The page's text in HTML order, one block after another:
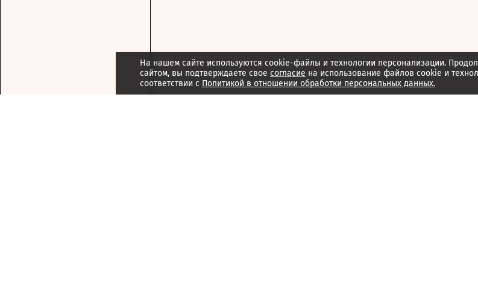
На нашем сайте используются cookie-файлы и технологии персонализации.
сайтом, вы подтверждаете свое согласие на использование файлов cookie и
соответствии с Политикой в отношении обработки персональных данных.